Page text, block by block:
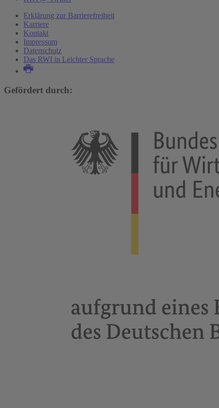
Erklärung zur Barrierefreiheit
Karriere
Kontakt
Impressum
Datenschutz
Das RWI in Leichter Sprache
Gefördert durch: